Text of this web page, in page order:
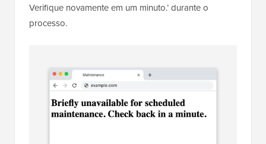
Verifique novamente em um minuto.’ durante o
processo.